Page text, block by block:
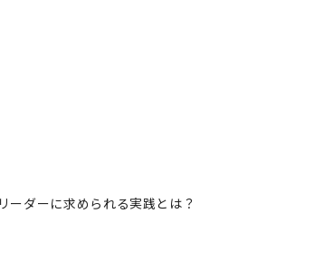
ダーに求められる実践とは？